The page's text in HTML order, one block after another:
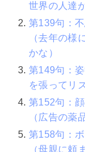
世界の人達
第139句：
（去年の様
かな）
第149句：
を張ってリ
第152句：
（広告の薬
第158句：
（母親に頼